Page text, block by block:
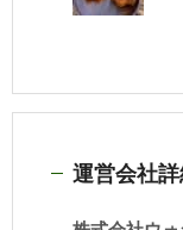
運営会社